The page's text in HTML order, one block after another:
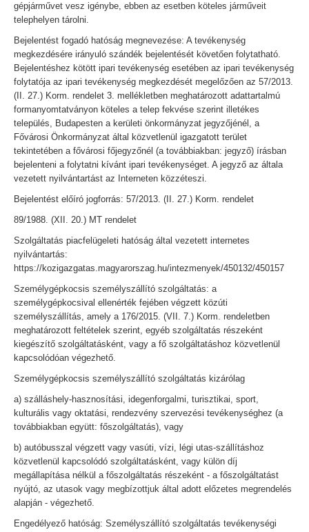
gépjárművet vesz igénybe, ebben az esetben köteles járműveit
telephelyen tárolni.
Bejelentést fogadó hatóság megnevezése: A tevékenység
megkezdésére irányuló szándék bejelentését követően folytatható.
Bejelentéshez kötött ipari tevékenység esetében az ipari tevékenység
folytatója az ipari tevékenység megkezdését megelőzően az 57/2013.
(II. 27.) Korm. rendelet 3. mellékletben meghatározott adattartalmú
formanyomtatványon köteles a telep fekvése szerint illetékes
település, Budapesten a kerületi önkormányzat jegyzőjénél, a
Fővárosi Önkormányzat által közvetlenül igazgatott terület
tekintetében a fővárosi főjegyzőnél (a továbbiakban: jegyző) írásban
bejelenteni a folytatni kívánt ipari tevékenységet. A jegyző az általa
vezetett nyilvántartást az Interneten közzéteszi.
Bejelentést előíró jogforrás: 57/2013. (II. 27.) Korm. rendelet
89/1988. (XII. 20.) MT rendelet
Szolgáltatás piacfelügeleti hatóság által vezetett internetes
nyilvántartás:
https://kozigazgatas.magyarorszag.hu/intezmenyek/450132/450157
Személygépkocsis személyszállító szolgáltatás: a
személygépkocsival ellenérték fejében végzett közúti
személyszállítás, amely a 176/2015. (VII. 7.) Korm. rendeletben
meghatározott feltételek szerint, egyéb szolgáltatás részeként
kiegészítő szolgáltatásként, vagy a fő szolgáltatáshoz közvetlenül
kapcsolódóan végezhető.
Személygépkocsis személyszállító szolgáltatás kizárólag
a) szálláshely-hasznosítási, idegenforgalmi, turisztikai, sport,
kulturális vagy oktatási, rendezvény szervezési tevékenységhez (a
továbbiakban együtt: főszolgáltatás), vagy
b) autóbusszal végzett vagy vasúti, vízi, légi utas-szállításhoz
közvetlenül kapcsolódó szolgáltatásként, vagy külön díj
megállapítása nélkül a főszolgáltatás részeként - a főszolgáltatást
nyújtó, az utasok vagy megbízottjuk által adott előzetes megrendelés
alapján - végezhető.
Engedélyező hatóság: Személyszállító szolgáltatás tevékenységi